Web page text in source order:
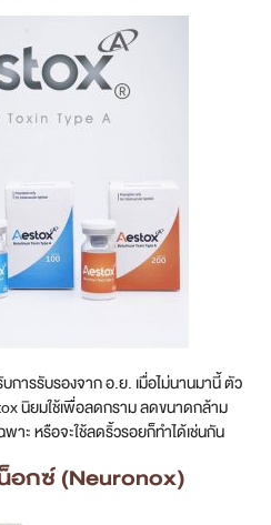
การรับรองจาก อ.ย. เมื่อไม่นานมานี้ ตัว
นิยมใช้เพื่อลดกราม ลดขนาดกล้าม
าะ หรือจะใช้ลดริ้วรอยก็ทำได้เช่นกัน
อกซ์ (Neuronox)